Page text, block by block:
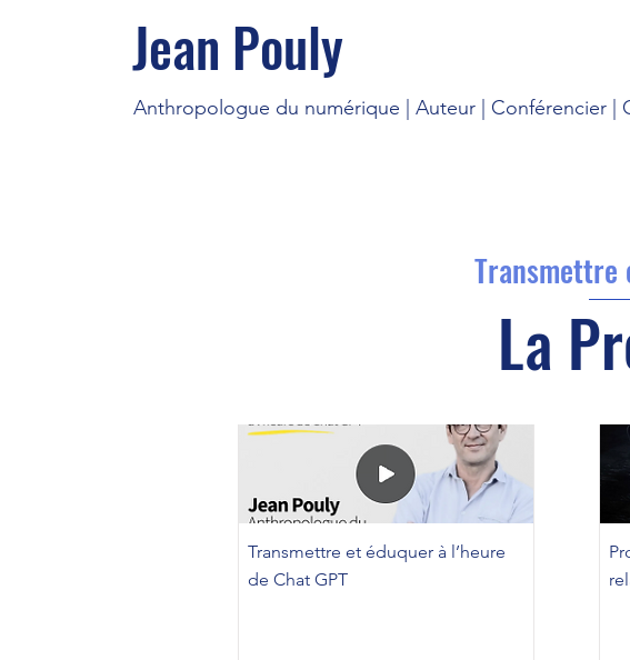
Jean Pouly
Anthropologue du numérique | Auteur | Conférencier |
Transmettre
La
Transmettre et éduquer à l’heure
de Chat GPT